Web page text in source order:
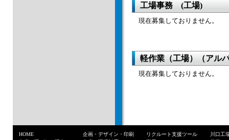
工場事務 (工場)
現在募集しておりません。
軽作業（工場）（アル
現在募集しておりません。
HOME
企画・デザイン・印刷
リクルート支援ツール
川口工